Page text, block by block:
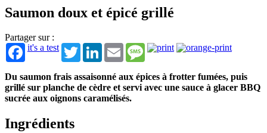
Saumon doux et épicé grillé
Partager sur :
it's a test
TwitterLinkedInEmail Message
Du saumon frais assaisonné aux épices à frotter fumées, puis
grillé sur planche de cèdre et servi avec une sauce à glacer BBQ
sucrée aux oignons caramélisés.
Ingrédients